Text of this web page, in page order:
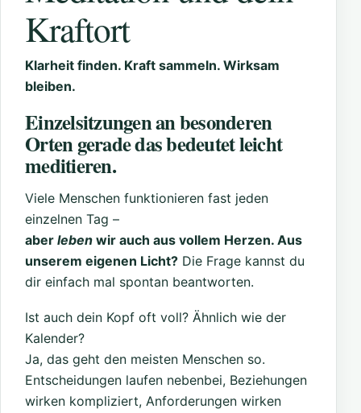
Kraftort
Klarheit finden. Kraft sammeln. Wirksam
bleiben.
Einzelsitzungen an besonderen
Orten gerade das bedeutet leicht
meditieren.
Viele Menschen funktionieren fast jeden
einzelnen Tag –
aber leben wir auch aus vollem Herzen. Aus
unserem eigenen Licht? Die Frage kannst du
dir einfach mal spontan beantworten.
Ist auch dein Kopf oft voll? Ähnlich wie der
Kalender?
Ja, das geht den meisten Menschen so.
Entscheidungen laufen nebenbei, Beziehungen
wirken kompliziert, Anforderungen wirken